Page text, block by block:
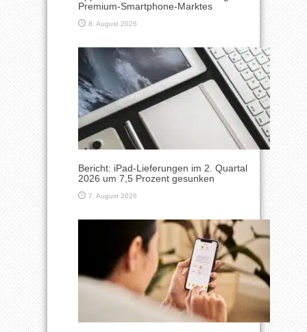
Premium-Smartphone-Marktes
8. August 2026
Bericht: iPad-Lieferungen im 2. Quartal
2026 um 7,5 Prozent gesunken
7. August 2026